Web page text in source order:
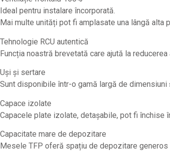
Ideal pentru instalare încorporată.
Mai multe unități pot fi amplasate una lângă alta
Tehnologie RCU autentică
Funcția noastră brevetată care ajută la
Uși și sertare
Sunt disponibile într-o gamă largă de
Capace izolate
Capacele plate izolate, detașabile, pot fi închise
Capacitate mare de depozitare
Mesele TFP oferă spațiu de depozitare